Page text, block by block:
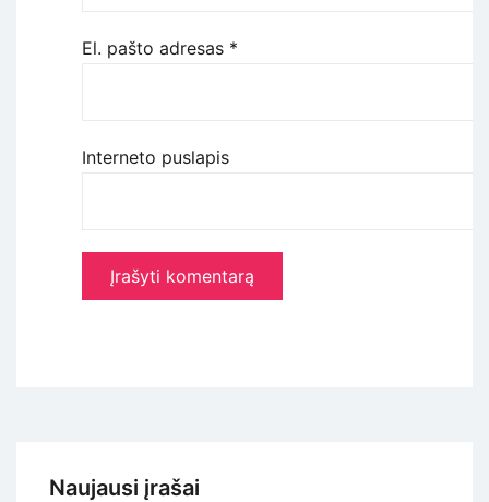
El. pašto adresas *
Interneto puslapis
Naujausi įrašai